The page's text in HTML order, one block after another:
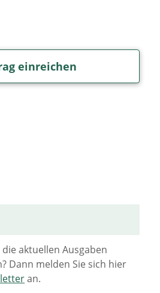
einreichen
aktuellen Ausgaben
Dann melden Sie sich hier
an.